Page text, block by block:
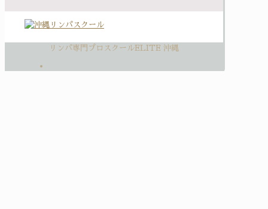
リンパ専門プロスクールELITE 沖縄